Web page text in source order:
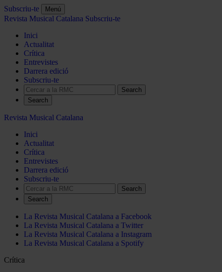
Subscriu-te Menú
Revista Musical Catalana Subscriu-te
Inici
Actualitat
Crítica
Entrevistes
Darrera edició
Subscriu-te
Search
Revista Musical Catalana
Inici
Actualitat
Crítica
Entrevistes
Darrera edició
Subscriu-te
Search
La Revista Musical Catalana a Facebook
La Revista Musical Catalana a Twitter
La Revista Musical Catalana a Instagram
La Revista Musical Catalana a Spotify
Crítica